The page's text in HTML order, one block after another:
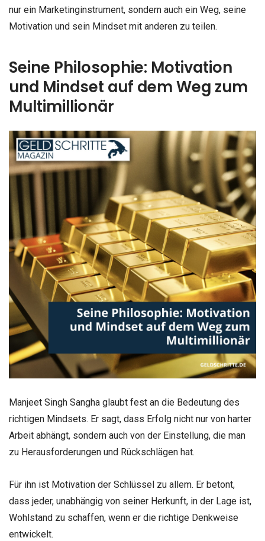
nur ein Marketinginstrument, sondern auch ein Weg, seine
Motivation und sein Mindset mit anderen zu teilen.
Seine Philosophie: Motivation
und Mindset auf dem Weg zum
Multimillionär
Manjeet Singh Sangha glaubt fest an die Bedeutung des
richtigen Mindsets. Er sagt, dass Erfolg nicht nur von harter
Arbeit abhängt, sondern auch von der Einstellung, die man
zu Herausforderungen und Rückschlägen hat.
Für ihn ist Motivation der Schlüssel zu allem. Er betont,
dass jeder, unabhängig von seiner Herkunft, in der Lage ist,
Wohlstand zu schaffen, wenn er die richtige Denkweise
entwickelt.